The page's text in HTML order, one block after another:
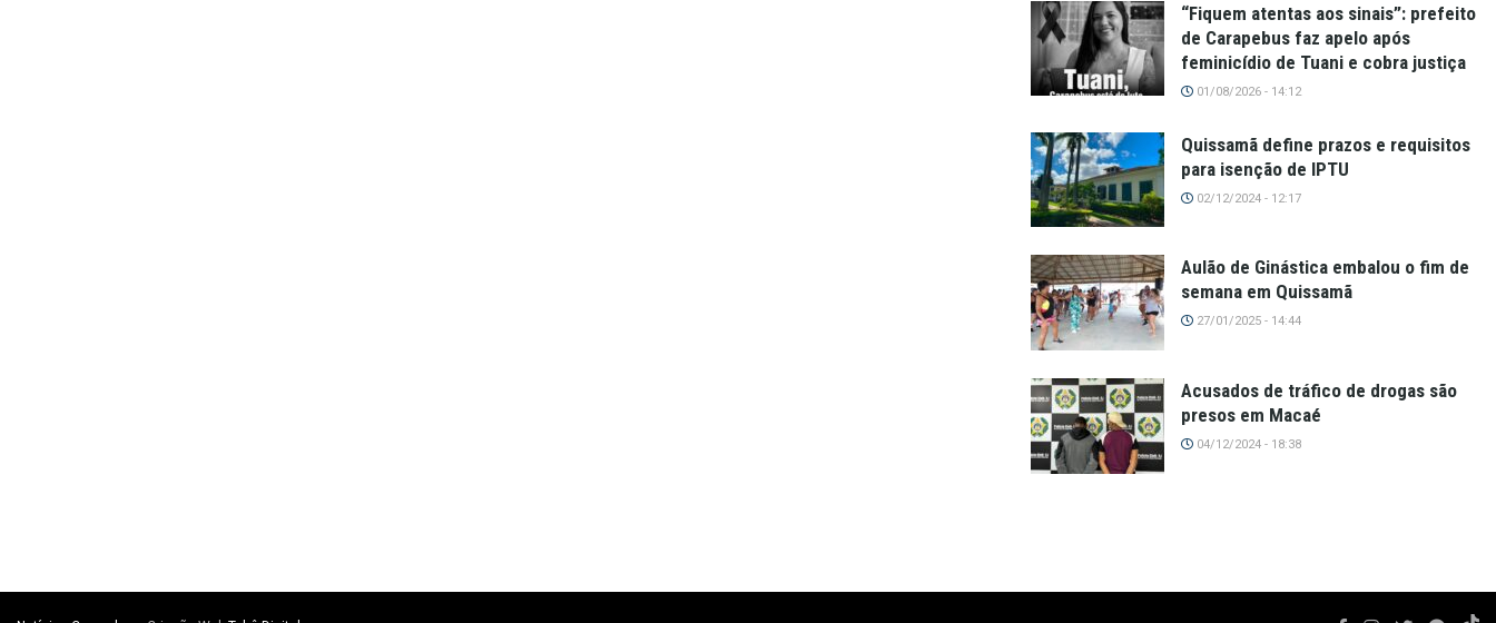
“Fiquem atentas aos sinais”: prefeito
de Carapebus faz apelo após
feminicídio de Tuani e cobra justiça
01/08/2026 - 14:12
Quissamã define prazos e requisitos
para isenção de IPTU
02/12/2024 - 12:17
Aulão de Ginástica embalou o fim de
semana em Quissamã
27/01/2025 - 14:44
Acusados de tráfico de drogas são
presos em Macaé
04/12/2024 - 18:38